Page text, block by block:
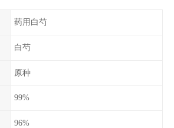
药用白芍
白芍
原种
99%
96%